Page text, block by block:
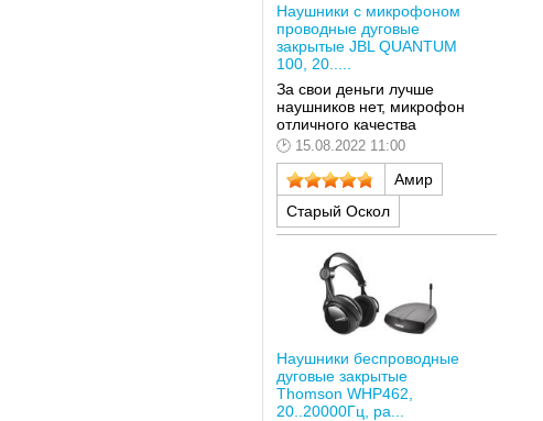
Наушники с микрофоном
проводные дуговые
закрытые JBL QUANTUM
100, 20.....
За свои деньги лучше
наушников нет, микрофон
отличного качества
15.08.2022 11:00
Амир
Старый Оскол
Наушники беспроводные
дуговые закрытые
Thomson WHP462,
20..20000Гц, ра...